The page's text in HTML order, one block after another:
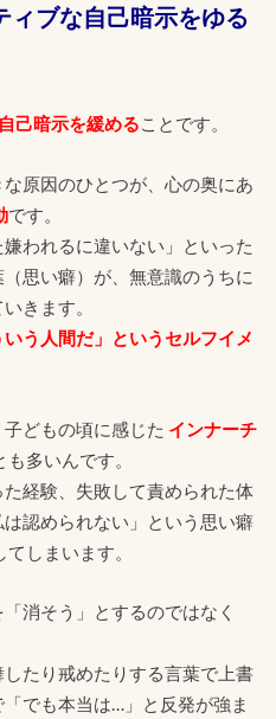
ィブな自己暗示をゆる
己暗示を緩めることです。
原因のひとつが、心の奥にあ
です。
われるに違いない」といった
思い癖）が、無意識のうちに
きます。
いう人間だ」というセルフイメ
どもの頃に感じた インナーチ
多いんです。
経験、失敗して責められた体
認められない」という思い癖
てしまいます。
消そう」とするのではなく
たり戒めたりする言葉で上書
でも本当は…」と反発が強ま